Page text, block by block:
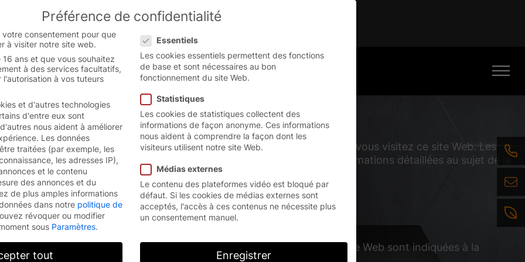
French website.
English
en un coup d’œil
de ce qui se passe avec vos données à caractère personnel lorsque vous visitez ce site Web. Les
qui permettent de vous identifier personnellement. Pour des informations détaillées au sujet de la
de confidentialité ci-dessous.
ce site Web?
par l’exploitant du site Web. Les coordonnées de l’exploitant du site Web sont indiquées à la
Préférence de confidentialité
consentement pour que
à visiter notre site web.
ans et que vous souhaitez
à des services facultatifs,
à vos tuteurs
et d'autres technologies
d'entre eux sont
nous aident à améliorer
Les données
traitées (par exemple, les
les adresses IP),
et le contenu
des annonces et du
de plus amples informations
dans notre politique de
révoquer ou modifier
sous Paramètres.
Essentiels
Les cookies essentiels permettent des fonctions
de base et sont nécessaires au bon
fonctionnement du site Web.
Statistiques
Les cookies de statistiques collectent des
informations de façon anonyme. Ces informations
nous aident à comprendre la façon dont les
visiteurs utilisent notre site Web.
Médias externes
Le contenu des plateformes vidéo est bloqué par
défaut. Si les cookies de médias externes sont
acceptés, l'accès à ces contenus ne nécessite plus
un consentement manuel.
tout Enregistrer